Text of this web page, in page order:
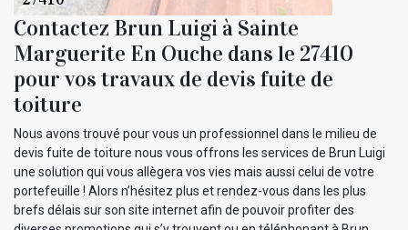
Contactez Brun Luigi à Sainte
Marguerite En Ouche dans le 27410
pour vos travaux de devis fuite de
toiture
Nous avons trouvé pour vous un professionnel dans le milieu de
devis fuite de toiture nous vous offrons les services de Brun Luigi
une solution qui vous allègera vos vies mais aussi celui de votre
portefeuille ! Alors n’hésitez plus et rendez-vous dans les plus
brefs délais sur son site internet afin de pouvoir profiter des